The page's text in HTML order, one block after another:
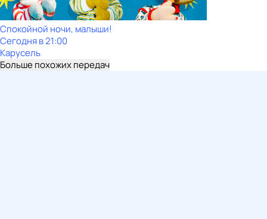
Спокойной ночи, малыши!
Сегодня в 21:00
Карусель
Больше похожих передач